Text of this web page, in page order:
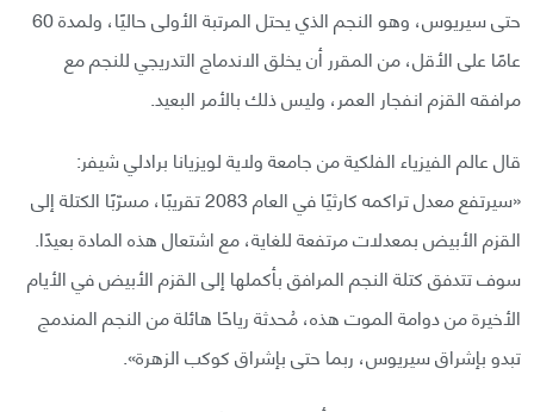
حتى سيريوس، وهو النجم الذي يحتل المرتبة الأولى حاليًا، ولمدة 60
عامًا على الأقل، من المقرر أن يخلق الاندماج التدريجي للنجم مع
مرافقه القزم انفجار العمر، وليس ذلك بالأمر البعيد.
قال عالم الفيزياء الفلكية من جامعة ولاية لويزيانا برادلي شيفر:
«سيرتفع معدل تراكمه كارثيًا في العام 2083 تقريبًا، مسرّبًا الكتلة إلى
القزم الأبيض بمعدلات مرتفعة للغاية، مع اشتعال هذه المادة بعيدًا.
سوف تتدفق كتلة النجم المرافق بأكملها إلى القزم الأبيض في الأيام
الأخيرة من دوامة الموت هذه، مُحدثة رياحًا هائلة من النجم المندمج
تبدو بإشراق سيريوس، ربما حتى بإشراق كوكب الزهرة».